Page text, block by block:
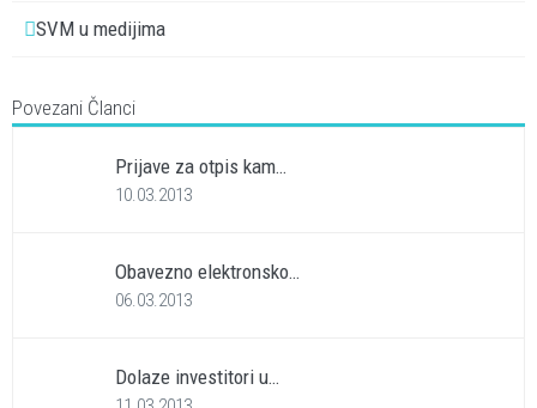
SVM u medijima
Povezani Članci
Prijave za otpis kam…
10.03.2013
Obavezno elektronsko…
06.03.2013
Dolaze investitori u…